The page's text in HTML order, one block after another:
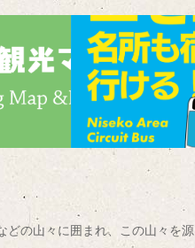
の山々に囲まれ、この山々を